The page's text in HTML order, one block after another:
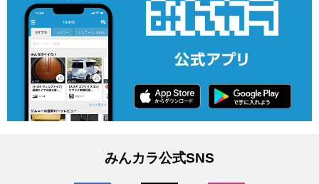
みんカラ公式SNS